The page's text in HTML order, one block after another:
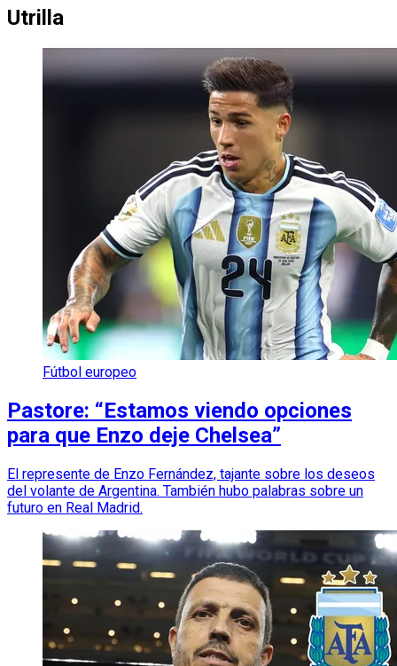
Utrilla
Fútbol europeo
Pastore: “Estamos viendo opciones
para que Enzo deje Chelsea”
El represente de Enzo Fernández, tajante sobre los deseos
del volante de Argentina. También hubo palabras sobre un
futuro en Real Madrid.